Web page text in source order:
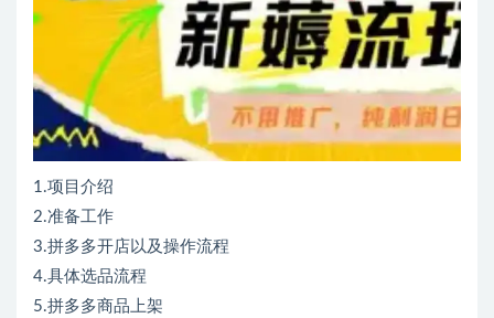
1.项目介绍
2.准备工作
3.拼多多开店以及操作流程
4.具体选品流程
5.拼多多商品上架